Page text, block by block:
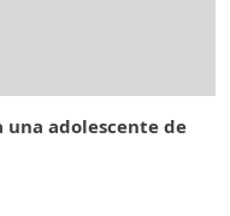
adolescente de